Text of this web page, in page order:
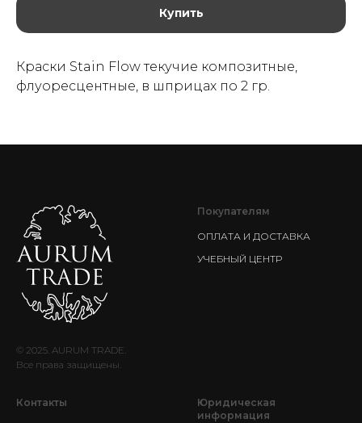
Купить
Краски Stain Flow текучие композитные,
флуоресцентные, в шприцах по 2 гр.
© 2025. AURUM TRADE.
Все права защищены.
Покупателям
ОПЛАТА И ДОСТАВКА
УЧЕБНЫЙ ЦЕНТР
Контакты
Юридическая
информация